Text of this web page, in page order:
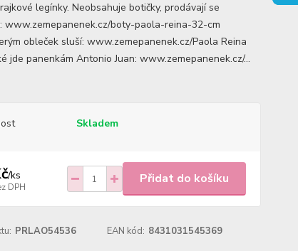
legínky. Neobsahuje botičky, prodávají se
www.zemepanenek.cz/boty-paola-reina-32-cm
obleček sluší: www.zemepanenek.cz/Paola Reina
jde panenkám Antonio Juan: www.zemepanenek.cz/...
Skladem
/ks
DPH
Přidat do košíku
PRLAO54536 EAN kód: 8431031545369